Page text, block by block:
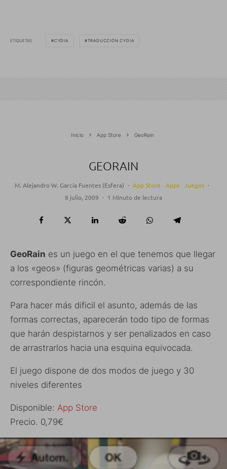
ETIQUETAS CYDIA TRADUCCIÓN CYDIA
Inicio App Store GeoRain
GEORAIN
M. Alejandro W. García Fuentes (Esfera) · App Store Apps Juegos ·
8 julio, 2009 · 1 Minuto de lectura
GeoRain es un juego en el que tenemos que llegar
a los «geos» (figuras geométricas varias) a su
correspondiente rincón.
Para hacer más dificil el asunto, además de las
formas correctas, aparecerán todo tipo de formas
que harán despistarnos y ser penalizados en caso
de arrastrarlos hacia una esquina equivocada.
El juego dispone de dos modos de juego y 30
niveles diferentes
Disponible: App Store
Precio. 0,79€